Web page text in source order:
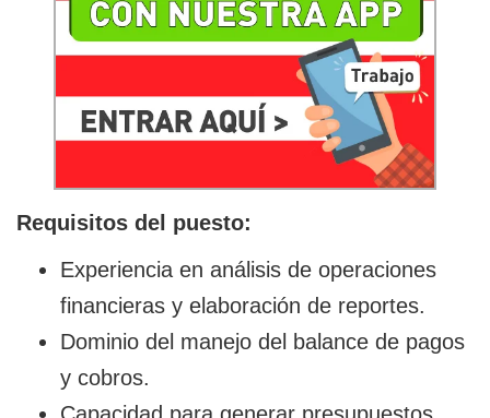
Requisitos del puesto:
Experiencia en análisis de operaciones
financieras y elaboración de reportes.
Dominio del manejo del balance de pagos
y cobros.